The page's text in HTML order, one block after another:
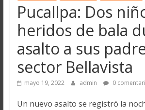
Pucallpa: Dos
heridos de bala
asalto a sus
sector Bellavista
mayo 19, 2022 admin 0
Un nuevo asalto se registró la